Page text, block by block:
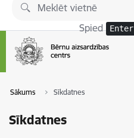
Pāriet uz lapas saturu
Spied Enter
Sākums Sīkdatnes
Sīkdatnes